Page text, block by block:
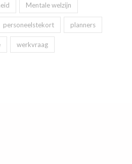
Mentale welzijn
personeelstekort planners
werkvraag